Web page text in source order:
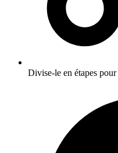
Divise-le en étapes pour